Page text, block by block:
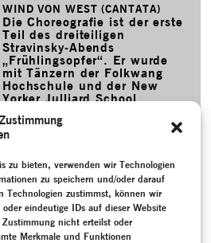
zu bieten, verwenden wir Technologien
zu speichern und/oder darauf
Technologien zustimmst, können wir
eindeutige IDs auf dieser Website
nicht erteilst oder
Merkmale und Funktionen
WIND VON WEST (CANTATA)
Die Choreografie ist der erste
Teil des dreiteiligen
Stravinsky-Abends
„Frühlingsopfer“. Er wurde
mit Tänzern der Folkwang
Hochschule und der New
Yorker Julliard School
der Künste, Berlin–Archiv
Bauhaustänze–Bayerisches
Kunst–Bohner, Gerhard
(1949-1990)– Das Triadische
/ Interview–Hertling, Nele